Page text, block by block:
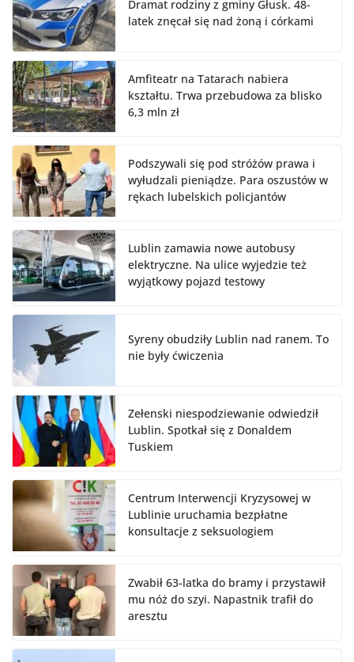
Dramat rodziny z gminy Głusk. 48-
latek znęcał się nad żoną i córkami
Amfiteatr na Tatarach nabiera
kształtu. Trwa przebudowa za blisko
6,3 mln zł
Podszywali się pod stróżów prawa i
wyłudzali pieniądze. Para oszustów w
rękach lubelskich policjantów
Lublin zamawia nowe autobusy
elektryczne. Na ulice wyjedzie też
wyjątkowy pojazd testowy
Syreny obudziły Lublin nad ranem. To
nie były ćwiczenia
Zełenski niespodziewanie odwiedził
Lublin. Spotkał się z Donaldem
Tuskiem
Centrum Interwencji Kryzysowej w
Lublinie uruchamia bezpłatne
konsultacje z seksuologiem
Zwabił 63-latka do bramy i przystawił
mu nóż do szyi. Napastnik trafił do
aresztu